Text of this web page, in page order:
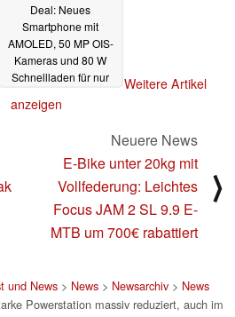
Deal: Neues
Smartphone mit
AMOLED, 50 MP OIS-
Kameras und 80 W
Schnellladen für nur
Weitere Artikel
anzeigen
Neuere News
E-Bike unter 20kg mit
Vollfederung: Leichtes
Focus JAM 2 SL 9.9 E-
MTB um 700€ rabattiert
⟩
und News> News> Newsarchiv> News
Powerstation massiv reduziert, auch im